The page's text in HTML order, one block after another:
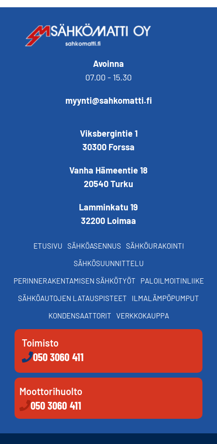
Avoinna
07.00 - 15.30
myynti@sahkomatti.fi
Viksbergintie 1
30300 Forssa
Vanha Hämeentie 18
20540 Turku
Lamminkatu 19
32200 Loimaa
ETUSIVU SÄHKÖASENNUS
SÄHKÖURAKOINTI
SÄHKÖSUUNNITTELU
PERINNERAKENTAMISEN SÄHKÖTYÖT
PALOILMOITINLIIKE
SÄHKÖAUTOJEN LATAUSPISTEET
ILMALÄMPÖPUMPUT
KONDENSAATTORIT
VERKKOKAUPPA
Toimisto
050 3060 411
Moottorihuolto
050 3060 411